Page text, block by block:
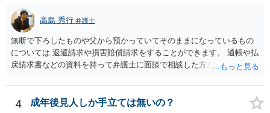
高島 秀行 弁護士
無断で下ろしたものや父から預かっていてそのままになっているもの
については 返還請求や損害賠償請求をすることができます。 通帳や払
戻請求書などの資料を持って弁護士に面談で相談した方がよいと思い
4 成年後見人しか手立ては無いの？